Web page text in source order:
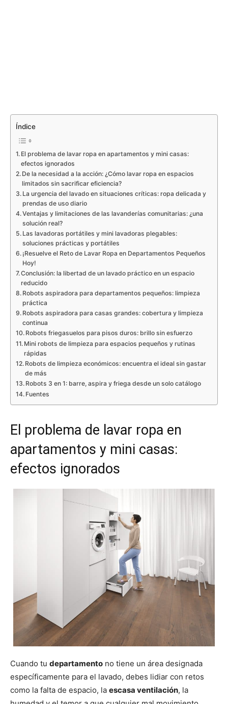
Índice
El problema de lavar ropa en apartamentos y mini casas:
efectos ignorados
De la necesidad a la acción: ¿Cómo lavar ropa en espacios
limitados sin sacrificar eficiencia?
La urgencia del lavado en situaciones críticas: ropa delicada y
prendas de uso diario
Ventajas y limitaciones de las lavanderías comunitarias: ¿una
solución real?
Las lavadoras portátiles y mini lavadoras plegables:
soluciones prácticas y portátiles
¡Resuelve el Reto de Lavar Ropa en Departamentos Pequeños
Hoy!
Conclusión: la libertad de un lavado práctico en un espacio
reducido
Robots aspiradora para departamentos pequeños: limpieza
práctica
Robots aspiradora para casas grandes: cobertura y limpieza
continua
Robots friegasuelos para pisos duros: brillo sin esfuerzo
Mini robots de limpieza para espacios pequeños y rutinas
rápidas
Robots de limpieza económicos: encuentra el ideal sin gastar
de más
Robots 3 en 1: barre, aspira y friega desde un solo catálogo
Fuentes
El problema de lavar ropa en
apartamentos y mini casas:
efectos ignorados
Cuando tu departamento no tiene un área designada
específicamente para el lavado, debes lidiar con retos
como la falta de espacio, la escasa ventilación, la